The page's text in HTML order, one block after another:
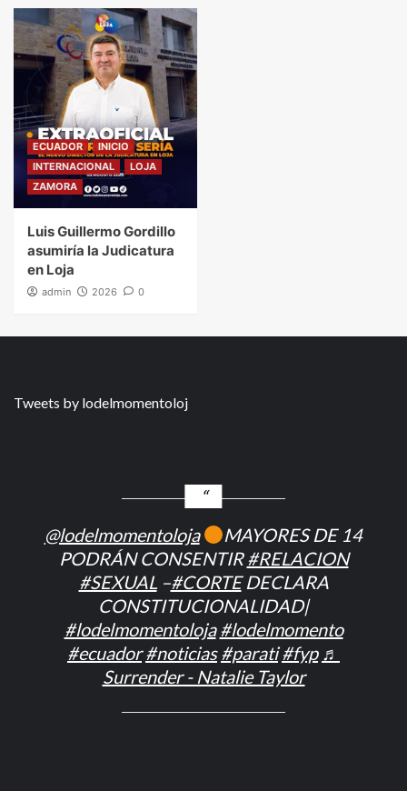
ECUADOR
INICIO
INTERNACIONAL
LOJA
ZAMORA
Luis Guillermo Gordillo
asumiría la Judicatura
en Loja
admin 2026 0
Tweets by lodelmomentoloj
@lodelmomentoloja
MAYORES DE 14
PODRÁN CONSENTIR#RELACION
#SEXUAL–#CORTEDECLARA
CONSTITUCIONALIDAD|
#lodelmomentoloja #lodelmomento
#ecuador #noticias #parati #fyp ♬
Surrender - Natalie Taylor